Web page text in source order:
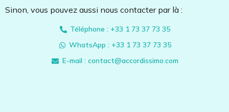
Sinon, vous pouvez aussi nous contacter par là :
Téléphone : +33 1 73 37 73 35
WhatsApp : +33 1 73 37 73 35
E-mail : contact@accordissimo.com